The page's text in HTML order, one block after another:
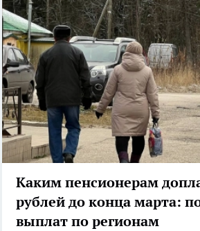
Каким пенсионерам
рублей до конца марта:
выплат по регионам